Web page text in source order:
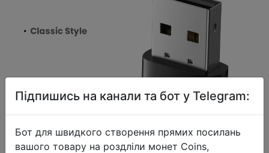
Підпишись на канали та бот у Telegram:
Бот для швидкого створення прямих посилань
вашого товару на роздліли монет Coins,